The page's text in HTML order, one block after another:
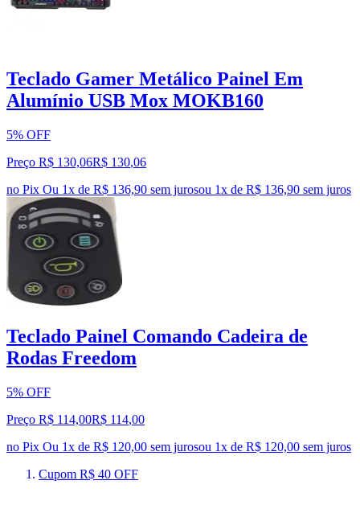
Teclado Gamer Metálico Painel Em
Alumínio USB Mox MOKB160
5% OFF
Preço R$ 130,06R$ 130,06
no Pix Ou 1x de R$ 136,90 sem jurosou 1x de R$ 136,90 sem juros
Teclado Painel Comando Cadeira de
Rodas Freedom
5% OFF
Preço R$ 114,00R$ 114,00
no Pix Ou 1x de R$ 120,00 sem jurosou 1x de R$ 120,00 sem juros
Cupom R$ 40 OFF